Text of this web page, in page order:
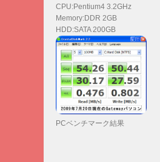
CPU:Pentium4 3.2GHz
Memory:DDR 2GB
HDD:SATA 200GB
PCベンチマーク結果